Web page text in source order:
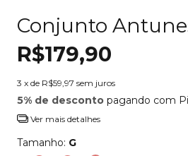
Conjunto
R$179,90
3 x de R$59,97 sem juros
5% de desconto pagando com
Ver mais detalhes
Tamanho: G